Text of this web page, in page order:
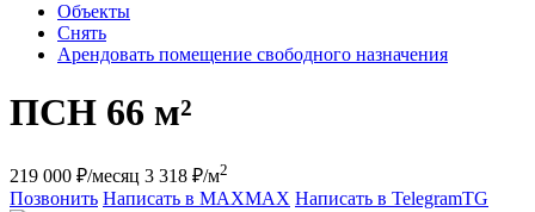
Объекты
Снять
Арендовать помещение свободного назначения
ПСН 66 м²
219 000 ₽/месяц 3 318 ₽/м2
Позвонить Написать в MAXMAX Написать в TelegramTG